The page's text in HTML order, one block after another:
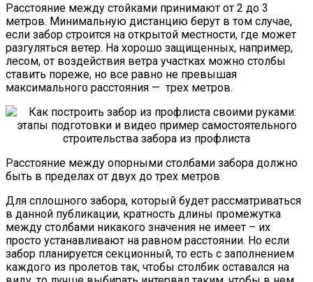
Расстояние между стойками принимают от 2 до 3
метров. Минимальную дистанцию берут в том случае,
если забор строится на открытой местности, где может
разгуляться ветер. На хорошо защищенных, например,
лесом, от воздействия ветра участках можно столбы
ставить пореже, но все равно не превышая
максимального расстояния — трех метров.
Расстояние между опорными столбами забора должно
быть в пределах от двух до трех метров
Для сплошного забора, который будет рассматриваться
в данной публикации, кратность длины промежутка
между столбами никакого значения не имеет – их
просто устанавливают на равном расстоянии. Но если
забор планируется секционный, то есть с заполнением
каждого из пролетов так, чтобы столбик оставался на